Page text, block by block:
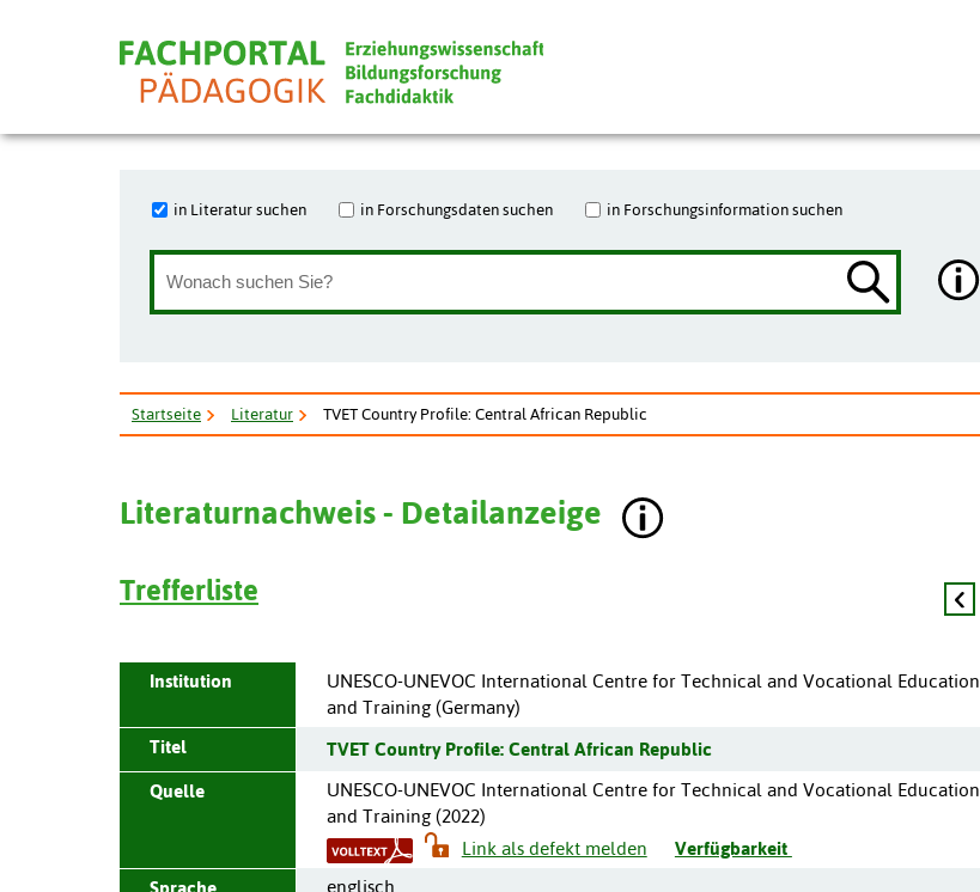
in Literatur suchen in Forschungsdaten suchen in Forschungsinformation suchen
Startseite Literatur TVET Country Profile: Central African Republic
Literaturnachweis - Detailanzeige
Trefferliste
Institution
UNESCO-UNEVOC International Centre for Technical and Vocational Education
and Training (Germany)
Titel
TVET Country Profile: Central African Republic
Quelle
UNESCO-UNEVOC International Centre for Technical and Vocational Education
and Training (2022)
Link als defekt melden
Verfügbarkeit
Sprache
englisch